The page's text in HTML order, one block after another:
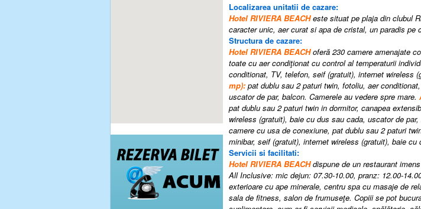
Localizarea unitatii de cazare:
Hotel RIVIERA BEACHeste situat pe plaja din clubul
caracter unic, aer curat si apa de cristal, un paradis pe
Structura de cazare:
Hotel RIVIERA BEACHoferă 230 camere amenajate
toate cu aer condiţionat cu control al temperaturii
conditionat, TV, telefon, seif (gratuit), internet wireless
mp): pat dublu sau 2 paturi twin, fotoliu, aer
uscator de par, balcon. Camerele au vedere spre mare.
pat dublu sau 2 paturi twin in dormitor, canapea
wireless (gratuit), baie cu dus sau cada, uscator de
camere cu usa de conexiune, pat dublu sau 2 paturi
minibar, seif (gratuit), internet wireless (gratuit), baie
Servicii si facilitati:
Hotel RIVIERA BEACHdispune de un restaurant
All Inclusive: mic dejun: 07.30-10.00, pranz: 12.00-
exterioare cu ape minerale, centru spa cu masaje de
sala de fitness, salon de frumuseţe. Copiii se pot